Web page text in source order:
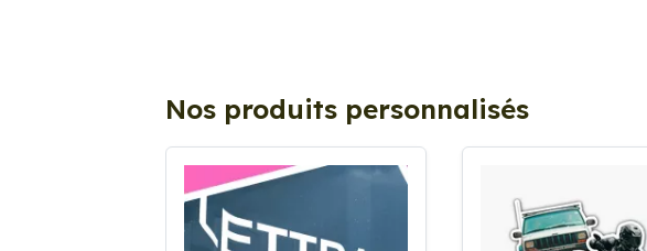
Nos produits personnalisés